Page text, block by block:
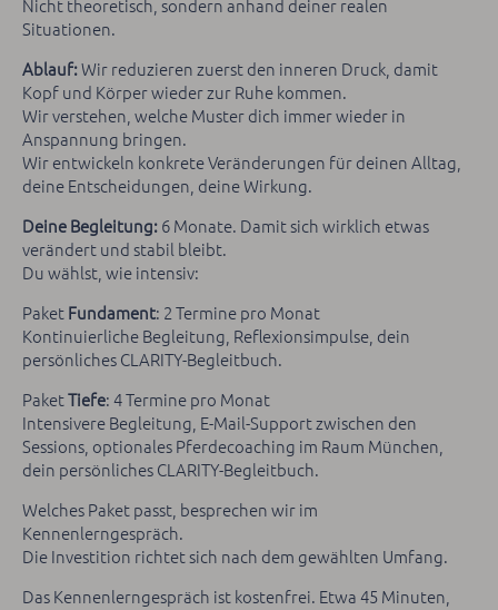
Situationen.
Ablauf:Wir reduzieren zuerst den inneren Druck, damit
Kopf und Körper wieder zur Ruhe kommen.
Wir verstehen, welche Muster dich immer wieder in
Anspannung bringen.
Wir entwickeln konkrete Veränderungen für deinen Alltag,
deine Entscheidungen, deine Wirkung.
Deine Begleitung:6 Monate. Damit sich wirklich etwas
verändert und stabil bleibt.
Du wählst, wie intensiv:
PaketFundament: 2 Termine pro Monat
Kontinuierliche Begleitung, Reflexionsimpulse, dein
persönliches CLARITY-Begleitbuch.
PaketTiefe: 4 Termine pro Monat
Intensivere Begleitung, E-Mail-Support zwischen den
Sessions, optionales Pferdecoaching im Raum München,
dein persönliches CLARITY-Begleitbuch.
Welches Paket passt, besprechen wir im
Kennenlerngespräch.
Die Investition richtet sich nach dem gewählten Umfang.
Das Kennenlerngespräch ist kostenfrei. Etwa 45 Minuten,